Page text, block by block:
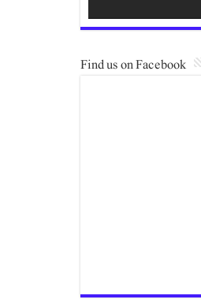
Find us on Facebook